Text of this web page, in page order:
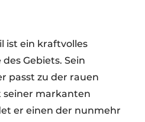
ist ein kraftvolles
Gebiets. Sein
passt zu der rauen
markanten
er einen der nunmehr